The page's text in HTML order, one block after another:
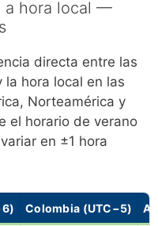
a hora local —
directa entre las
la hora local en las
Norteamérica y
el horario de verano
en ±1 hora
Colombia (UTC−5)